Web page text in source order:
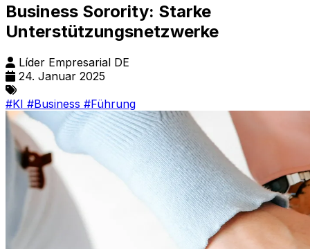
Business Sorority: Starke
Unterstützungsnetzwerke
Líder Empresarial DE
24. Januar 2025
#KI #Business #Führung